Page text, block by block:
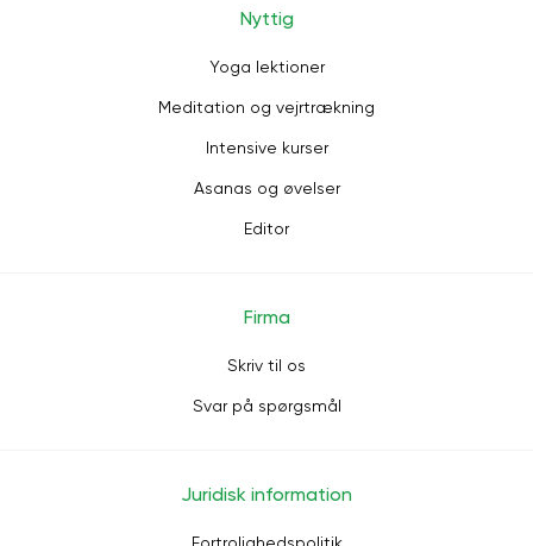
Nyttig
Yoga lektioner
Meditation og vejrtrækning
Intensive kurser
Asanas og øvelser
Editor
Firma
Skriv til os
Svar på spørgsmål
Juridisk information